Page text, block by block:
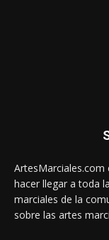
hacer llegar a toda
marciales de la
sobre las artes